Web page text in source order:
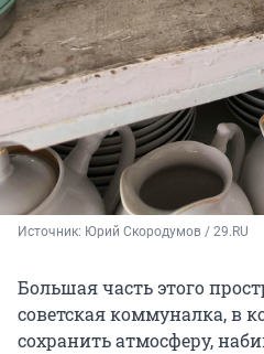
Источник: Юрий Скородумов / 29.RU
Большая часть этого
советская коммуналка, в
сохранить атмосферу,